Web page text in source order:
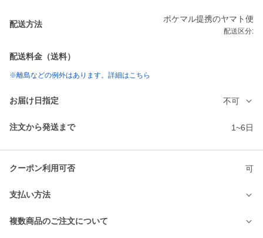
配送方法
ポケマル提携のヤマト便
配送区分:
配送料金（送料）
※離島などの例外はあります。詳細はこちら
お届け日指定 不可
注文から発送まで 1~6日
クーポン利用可否 可
支払い方法
複数商品のご注文について